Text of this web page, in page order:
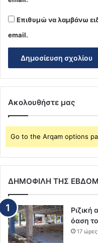
Επιθυμώ να λαμβάνω
email.
Ακολουθήστε μας
Go to the Arqam options
ΔΗΜΟΦΙΛΗ ΤΗΣ
Ριζική
όαση
17 ώρες